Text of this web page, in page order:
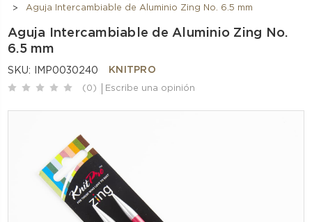
Aguja Intercambiable de Aluminio Zing No. 6.5 mm
Aguja Intercambiable de Aluminio Zing No.
6.5 mm
SKU: IMP0030240 KNITPRO
(0) Escribe una opinión